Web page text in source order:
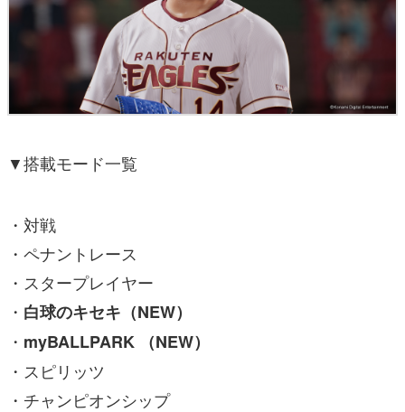
▼搭載モード一覧
・対戦
・ペナントレース
・スタープレイヤー
・ 白球のキセキ（NEW）
・ myBALLPARK （NEW）
・スピリッツ
・チャンピオンシップ